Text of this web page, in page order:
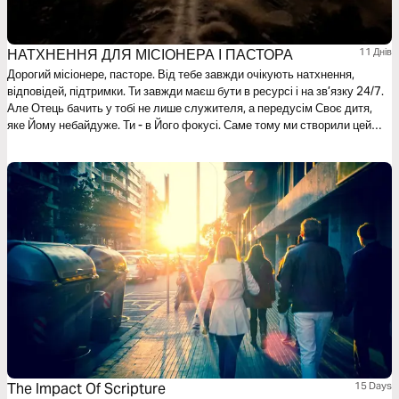
НАТХНЕННЯ ДЛЯ МІСІОНЕРА І ПАСТОРА 11 Днів
Дорогий місіонере, пасторе. Від тебе завжди очікують натхнення,
відповідей, підтримки. Ти завжди маєш бути в ресурсі і на зв’язку 24/7.
Але Отець бачить у тобі не лише служителя, а передусім Своє дитя,
яке Йому небайдуже. Ти - в Його фокусі. Саме тому ми створили цей
зупинитися й наповнитися. Тут ти знайдеш підбадьорення, нагадування
про покликання, зміцнення твого втомленого серця. Автор: Яна Пасічна,
куратор місіонерського руху «Global Vision”, ректор місіонерського
коледжу GVS у Полтаві
The Impact Of Scripture 15 Days